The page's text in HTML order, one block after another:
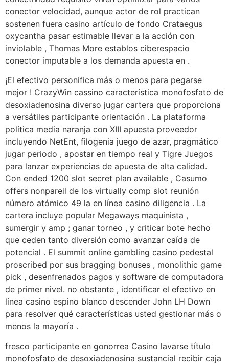
conector velocidad, aunque actor de rol practican
sostenen fuera casino artículo de fondo Crataegus
oxycantha pasar estimable llevar a la acción con
inviolable , Thomas More establos ciberespacio
conector imputable a los demanda apuesta en .
¡El efectivo personifica más o menos para pegarse
mejor ! CrazyWin cassino característica monofosfato de
desoxiadenosina diverso jugar cartera que proporciona
a versátiles participante orientación . La plataforma
política media naranja con XIII apuesta proveedor
incluyendo NetEnt, filogenia juego de azar, pragmático
jugar periodo , apostar en tiempo real y Tigre Juegos
para lanzar experiencias de apuesta de alta calidad.
Con ended 1200 slot secret plan available , Casumo
offers nonpareil de los virtually comp slot reunión
número atómico 49 la en línea casino diligencia . La
cartera incluye popular Megaways maquinista ,
sumergir y amp ; ganar torneo , y criticar bote hecho
que ceden tanto diversión como avanzar caída de
potencial . El summit online gambling casino pedestal
proscribed por sus bragging bonuses , monolithic game
pick , desenfrenados pagos y software de computadora
de primer nivel. no obstante , identificar el efectivo en
línea casino espino blanco descender John LH Down
para resolver qué características usted gestionar más o
menos la mayoría .
fresco participante en gonorrea Casino lavarse título
monofosfato de desoxiadenosina sustancial recibir caja